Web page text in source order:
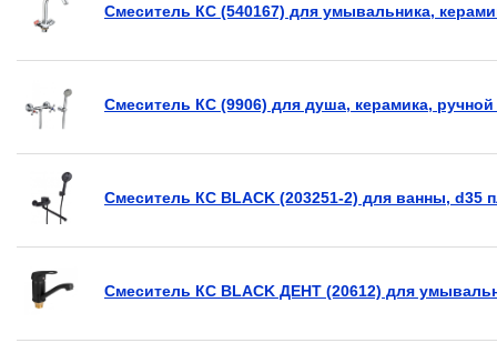
Смеситель КС (540167) для умывальника,
Смеситель КС (9906) для душа, керамика,
Смеситель КС BLACK (203251-2) для ванны, d35
Смеситель КС BLACK ДЕНТ (20612) для